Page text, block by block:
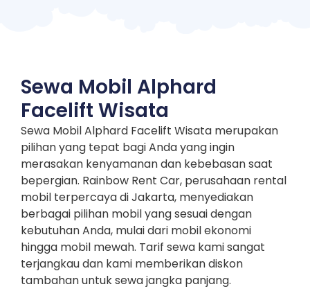
Sewa Mobil Alphard
Facelift Wisata
Sewa Mobil Alphard Facelift Wisata merupakan
pilihan yang tepat bagi Anda yang ingin
merasakan kenyamanan dan kebebasan saat
bepergian. Rainbow Rent Car, perusahaan rental
mobil terpercaya di Jakarta, menyediakan
berbagai pilihan mobil yang sesuai dengan
kebutuhan Anda, mulai dari mobil ekonomi
hingga mobil mewah. Tarif sewa kami sangat
terjangkau dan kami memberikan diskon
tambahan untuk sewa jangka panjang.